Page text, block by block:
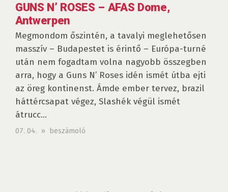
GUNS N’ ROSES – AFAS Dome,
Antwerpen
Megmondom őszintén, a tavalyi meglehetősen
masszív – Budapestet is érintő – Európa-turné
után nem fogadtam volna nagyobb összegben
arra, hogy a Guns N’ Roses idén ismét útba ejti
az öreg kontinenst. Ámde ember tervez, brazil
háttércsapat végez, Slashék végül ismét
átrucc...
07. 04. » beszámoló